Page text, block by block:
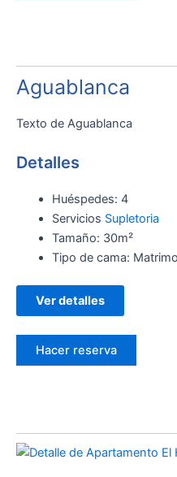
Aguablanca
Texto de Aguablanca
Detalles
Huéspedes: 4
Servicios Supletoria
Tamaño: 30m²
Tipo de cama:
Ver detalles
Hacer reserva